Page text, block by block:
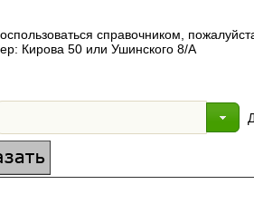
справочником,
Кирова 50 или Ушинского 8/А